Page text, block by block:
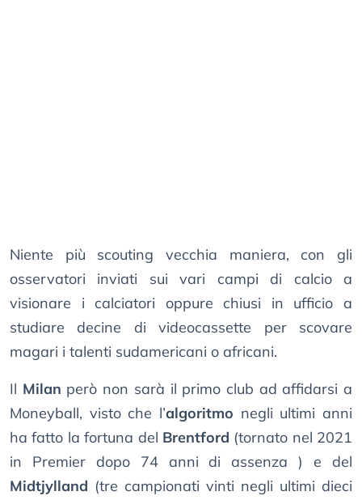
Niente più scouting vecchia maniera, con gli
osservatori inviati sui vari campi di calcio a
visionare i calciatori oppure chiusi in ufficio a
studiare decine di videocassette per scovare
magari i talenti sudamericani o africani.
Il Milan però non sarà il primo club ad affidarsi a
Moneyball, visto che l’algoritmo negli ultimi anni
ha fatto la fortuna del Brentford (tornato nel 2021
in Premier dopo 74 anni di assenza ) e del
Midtjylland (tre campionati vinti negli ultimi dieci